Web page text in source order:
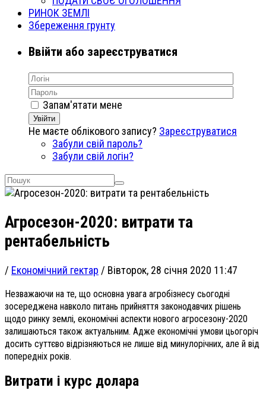
РИНОК ЗЕМЛІ
Збереження грунту
Ввійти або зареєструватися
Запам'ятати мене
Увійти
Не маєте облікового запису? Зареєструватися
Забули свій пароль?
Забули свій логін?
Агросезон-2020: витрати та
рентабельність
/ Економічний гектар / Вівторок, 28 січня 2020 11:47
Незважаючи на те, що основна увага агробізнесу сьогодні
зосереджена навколо питань прийняття законодавчих рішень
щодо ринку землі, економічні аспекти нового агросезону-2020
залишаються також актуальним. Адже економічні умови цьогоріч
досить суттєво відрізняються не лише від минулорічних, але й від
попередніх років.
Витрати і курс долара